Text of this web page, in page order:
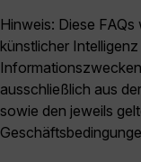
Hinweis: Diese
künstlicher
ausschließlich aus
sowie den jeweils